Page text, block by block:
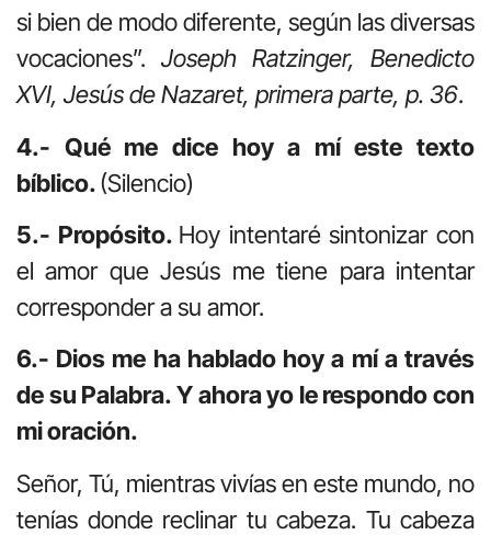
si bien de modo diferente, según las diversas
vocaciones”. Joseph Ratzinger, Benedicto
XVI, Jesús de Nazaret, primera parte, p. 36.
4.- Qué me dice hoy a mí este texto
bíblico.(Silencio)
5.- Propósito. Hoy intentaré sintonizar con
el amor que Jesús me tiene para intentar
corresponder a su amor.
6.- Dios me ha hablado hoy a mí a través
de su Palabra. Y ahora yo le respondo con
mi oración.
Señor, Tú, mientras vivías en este mundo, no
tenías donde reclinar tu cabeza. Tu cabeza